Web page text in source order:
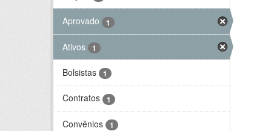
Aprovado 1
Ativos 1
Bolsistas 1
Contratos 1
Convênios 1